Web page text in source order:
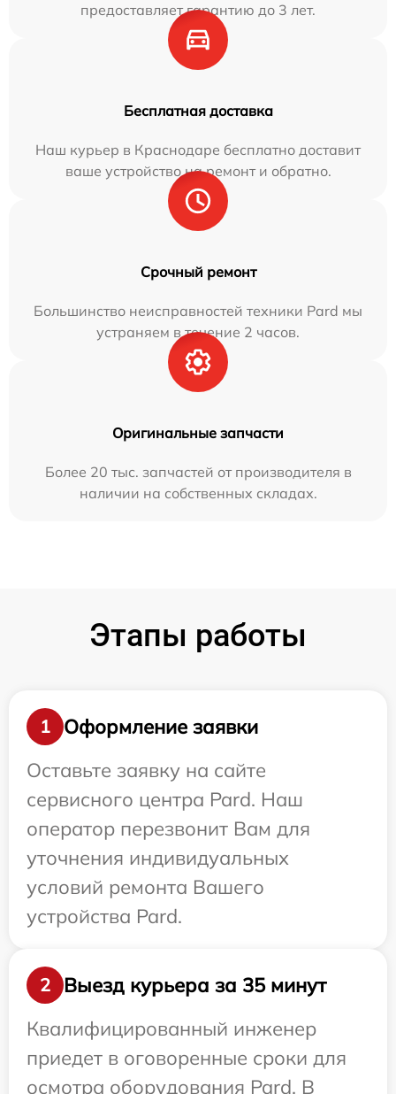
предоставляет гарантию до 3 лет.
Бесплатная доставка
Наш курьер в Краснодаре бесплатно доставит
ваше устройство на ремонт и обратно.
Срочный ремонт
Большинство неисправностей техники Pard мы
устраняем в течение 2 часов.
Оригинальные запчасти
Более 20 тыс. запчастей от производителя в
наличии на собственных складах.
Этапы работы
1
Оформление заявки
Оставьте заявку на сайте
сервисного центра Pard. Наш
оператор перезвонит Вам для
уточнения индивидуальных
условий ремонта Вашего
устройства Pard.
2
Выезд курьера за 35 минут
Квалифицированный инженер
приедет в оговоренные сроки для
осмотра оборудования Pard. В